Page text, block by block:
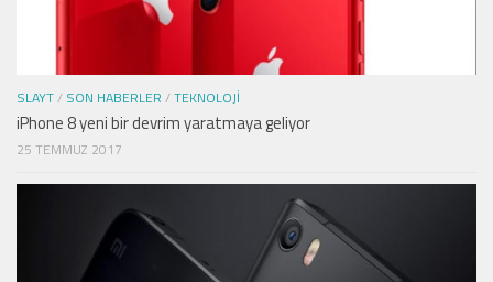
SLAYT/ SON HABERLER /TEKNOLOJI
iPhone 8 yeni bir devrim yaratmaya geliyor
25 TEMMUZ 2017